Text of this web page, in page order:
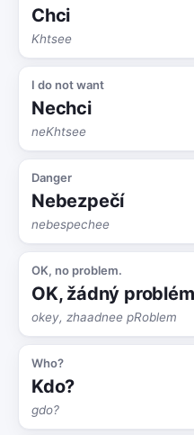
Chci
Khtsee
I do not want
Nechci
neKhtsee
Danger
Nebezpečí
nebespechee
OK, no problem.
OK, žádný
okey, zhaadnee pRoblem
Who?
Kdo?
gdo?